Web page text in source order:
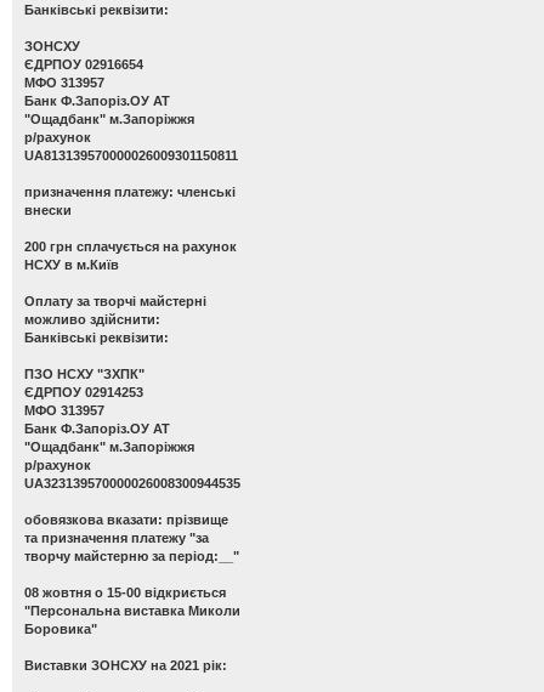
Банківські реквізити:
ЗОНСХУ
ЄДРПОУ 02916654
МФО 313957
Банк Ф.Запоріз.ОУ АТ
"Ощадбанк" м.Запоріжжя
р/рахунок
UA813139570000026009301150811
призначення платежу: членські
внески
200 грн сплачується на рахунок
НСХУ в м.Київ
Оплату за творчі майстерні
можливо здійснити:
Банківські реквізити:
ПЗО НСХУ "ЗХПК"
ЄДРПОУ 02914253
МФО 313957
Банк Ф.Запоріз.ОУ АТ
"Ощадбанк" м.Запоріжжя
р/рахунок
UA323139570000026008300944535
обовязкова вказати: прізвище
та призначення платежу "за
творчу майстерню за період:__"
08 жовтня о 15-00 відкриється
"Персональна виставка Миколи
Боровика"
Виставки ЗОНСХУ на 2021 рік: